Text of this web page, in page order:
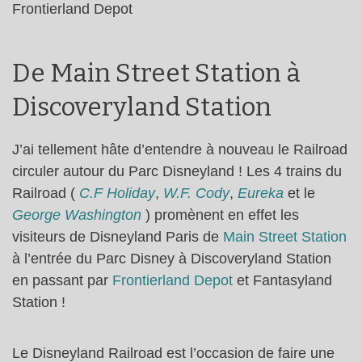
Frontierland Depot
De Main Street Station à
Discoveryland Station
J’ai tellement hâte d’entendre à nouveau le Railroad
circuler autour du Parc Disneyland ! Les 4 trains du
Railroad ( C.F Holiday, W.F. Cody, Eureka et le
George Washington ) promènent en effet les
visiteurs de Disneyland Paris de Main Street Station
à l’entrée du Parc Disney à Discoveryland Station
en passant par Frontierland Depot et Fantasyland
Station !
Le Disneyland Railroad est l’occasion de faire une